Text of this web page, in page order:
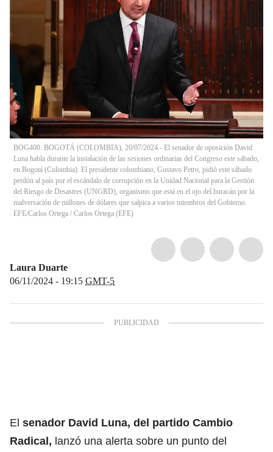
BOG400. BOGOTÁ (COLOMBIA), 20/07/2024.- El senador de oposición David
Luna habla durante la instalación de las sesiones ordinarias del Congreso este sábado,
en Bogotá (Colombia). El presidente colombiano, Gustavo Petro, pidió este sábado
perdón al país por el escándalo de corrupción en la Unidad Nacional para la Gestión
del Riesgo de Desastres (UNGRD), organismo que está en el ojo del huracán por la
malversación de millones de dólares que salpica a varios miembros del Gobierno.
EFE/Carlos Ortega / Carlos Ortega (EFE)
Laura Duarte
06/11/2024 - 19:15 GMT-5
El senador David Luna, del partido Cambio
Radical, lanzó una alerta sobre un punto del